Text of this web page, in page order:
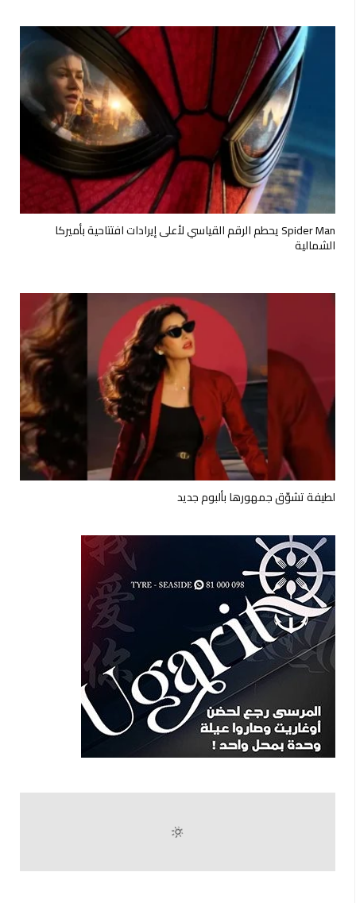
Spider Man يحطم الرقم القياسي لأعلى إيرادات افتتاحية بأميركا
الشمالية
لطيفة تشوّق جمهورها بألبوم جديد